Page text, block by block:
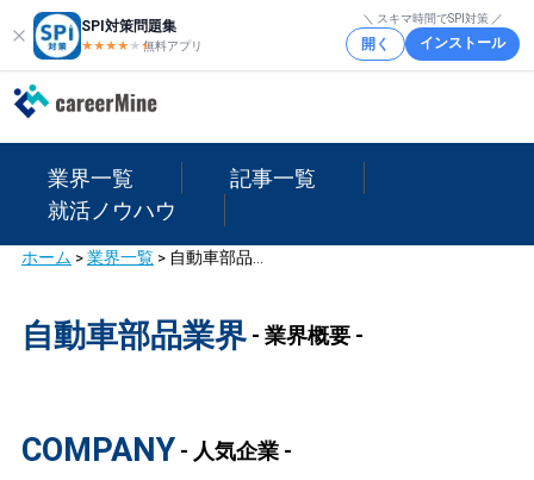
SPI対策問題集
★★★★ ★★
無料アプリ
＼ スキマ時間でSPI対策 ／
開く インストール
業界一覧
記事一覧
就活ノウハウ
ホーム >業界一覧>
自動車部品業界 - 業界概要 -
COMPANY - 人気企業 -